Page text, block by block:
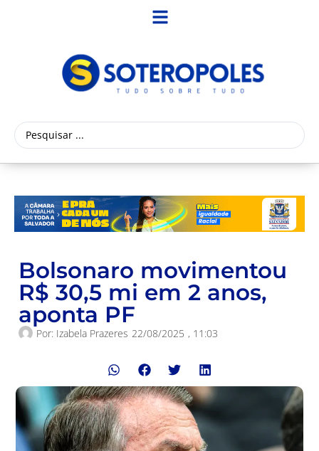
Bolsonaro movimentou
R$ 30,5 mi em 2 anos,
aponta PF
Por: Izabela Prazeres 22/08/2025 , 11:03